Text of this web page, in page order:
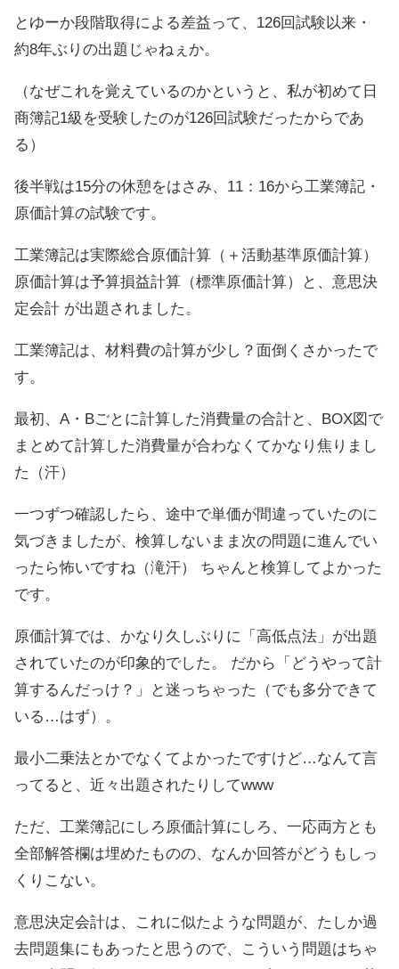
とゆーか段階取得による差益って、126回試験以来・
約8年ぶりの出題じゃねぇか。
（なぜこれを覚えているのかというと、私が初めて日
商簿記1級を受験したのが126回試験だったからであ
る）
後半戦は15分の休憩をはさみ、11：16から工業簿記・
原価計算の試験です。
工業簿記は実際総合原価計算（＋活動基準原価計算）
原価計算は予算損益計算（標準原価計算）と、意思決
定会計 が出題されました。
工業簿記は、材料費の計算が少し？面倒くさかったで
す。
最初、A・Bごとに計算した消費量の合計と、BOX図で
まとめて計算した消費量が合わなくてかなり焦りまし
た（汗）
一つずつ確認したら、途中で単価が間違っていたのに
気づきましたが、検算しないまま次の問題に進んでい
ったら怖いですね（滝汗） ちゃんと検算してよかった
です。
原価計算では、かなり久しぶりに「高低点法」が出題
されていたのが印象的でした。 だから「どうやって計
算するんだっけ？」と迷っちゃった（でも多分できて
いる…はず）。
最小二乗法とかでなくてよかったですけど…なんて言
ってると、近々出題されたりしてwww
ただ、工業簿記にしろ原価計算にしろ、一応両方とも
全部解答欄は埋めたものの、なんか回答がどうもしっ
くりこない。
意思決定会計は、これに似たような問題が、たしか過
去問題集にもあったと思うので、こういう問題はちゃ